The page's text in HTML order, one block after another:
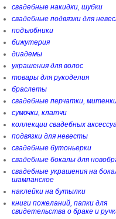
свадебные накидки, шубки
свадебные подвязки для
подъюбники
бижутерия
диадемы
украшения для волос
товары для рукоделия
браслеты
свадебные перчатки,
сумочки, клатчи
коллекции свадебных
подвязки для невесты
свадебные бутоньерки
свадебные бокалы для
свадебные украшения на
шампанское
наклейки на бутылки
книги пожеланий, папки для
свидетельства о браке и